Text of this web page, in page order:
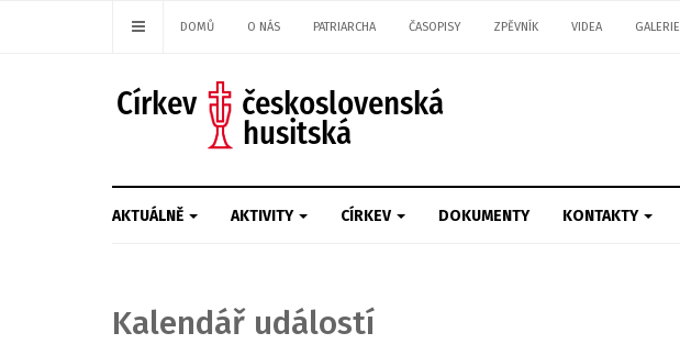
DOMŮ O NÁS PATRIARCHA ČASOPISY ZPĚVNÍK VIDEA GALERIE
AKTUÁLNĚ AKTIVITY CÍRKEV DOKUMENTY KONTAKTY
Kalendář událostí